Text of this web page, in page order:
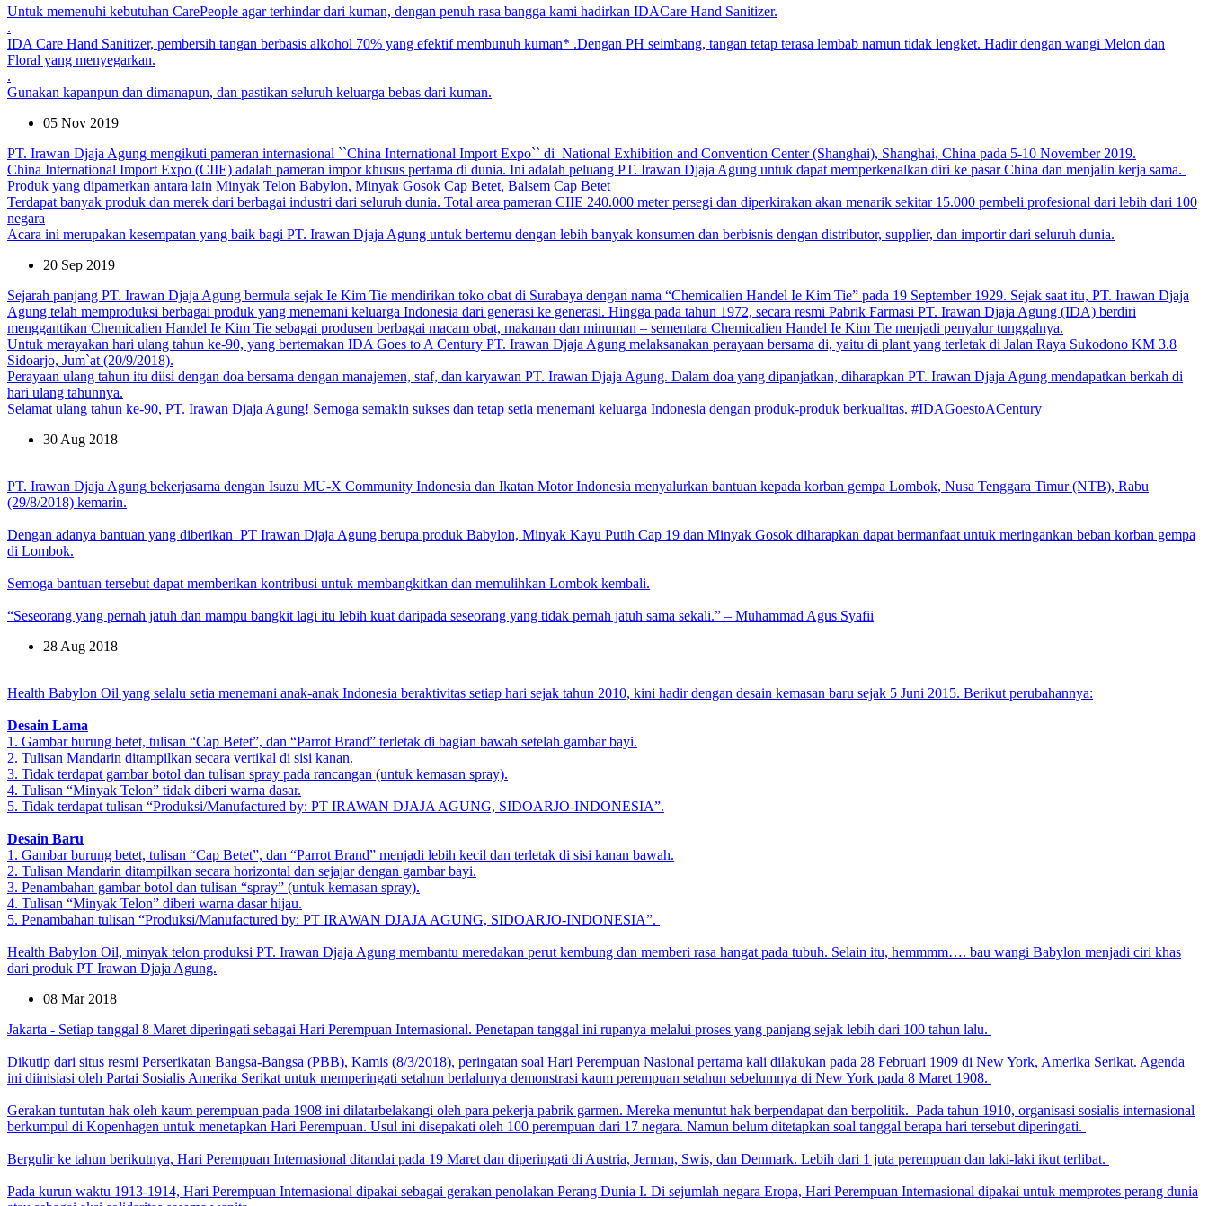
Untuk memenuhi kebutuhan CarePeople agar terhindar dari kuman, dengan penuh rasa bangga kami hadirkan IDACare Hand Sanitizer.
.
IDA Care Hand Sanitizer, pembersih tangan berbasis alkohol 70% yang efektif membunuh kuman* .Dengan PH seimbang, tangan tetap terasa lembab namun tidak lengket. Hadir dengan wangi Melon dan
Floral yang menyegarkan.
.
Gunakan kapanpun dan dimanapun, dan pastikan seluruh keluarga bebas dari kuman.
05 Nov 2019
PT. Irawan Djaja Agung mengikuti pameran internasional ``China International Import Expo`` di National Exhibition and Convention Center (Shanghai), Shanghai, China pada 5-10 November 2019.
China International Import Expo (CIIE) adalah pameran impor khusus pertama di dunia. Ini adalah peluang PT. Irawan Djaja Agung untuk dapat memperkenalkan diri ke pasar China dan menjalin kerja sama.
Produk yang dipamerkan antara lain Minyak Telon Babylon, Minyak Gosok Cap Betet, Balsem Cap Betet
Terdapat banyak produk dan merek dari berbagai industri dari seluruh dunia. Total area pameran CIIE 240.000 meter persegi dan diperkirakan akan menarik sekitar 15.000 pembeli profesional dari lebih dari 100
negara
Acara ini merupakan kesempatan yang baik bagi PT. Irawan Djaja Agung untuk bertemu dengan lebih banyak konsumen dan berbisnis dengan distributor, supplier, dan importir dari seluruh dunia.
20 Sep 2019
Sejarah panjang PT. Irawan Djaja Agung bermula sejak Ie Kim Tie mendirikan toko obat di Surabaya dengan nama “Chemicalien Handel Ie Kim Tie” pada 19 September 1929. Sejak saat itu, PT. Irawan Djaja
Agung telah memproduksi berbagai produk yang menemani keluarga Indonesia dari generasi ke generasi. Hingga pada tahun 1972, secara resmi Pabrik Farmasi PT. Irawan Djaja Agung (IDA) berdiri
menggantikan Chemicalien Handel Ie Kim Tie sebagai produsen berbagai macam obat, makanan dan minuman – sementara Chemicalien Handel Ie Kim Tie menjadi penyalur tunggalnya.
Untuk merayakan hari ulang tahun ke-90, yang bertemakan IDA Goes to A Century PT. Irawan Djaja Agung melaksanakan perayaan bersama di, yaitu di plant yang terletak di Jalan Raya Sukodono KM 3.8
Sidoarjo, Jum`at (20/9/2018).
Perayaan ulang tahun itu diisi dengan doa bersama dengan manajemen, staf, dan karyawan PT. Irawan Djaja Agung. Dalam doa yang dipanjatkan, diharapkan PT. Irawan Djaja Agung mendapatkan berkah di
hari ulang tahunnya.
Selamat ulang tahun ke-90, PT. Irawan Djaja Agung! Semoga semakin sukses dan tetap setia menemani keluarga Indonesia dengan produk-produk berkualitas. #IDAGoestoACentury
30 Aug 2018
PT. Irawan Djaja Agung bekerjasama dengan Isuzu MU-X Community Indonesia dan Ikatan Motor Indonesia menyalurkan bantuan kepada korban gempa Lombok, Nusa Tenggara Timur (NTB), Rabu
(29/8/2018) kemarin.
Dengan adanya bantuan yang diberikan PT Irawan Djaja Agung berupa produk Babylon, Minyak Kayu Putih Cap 19 dan Minyak Gosok diharapkan dapat bermanfaat untuk meringankan beban korban gempa
di Lombok.
Semoga bantuan tersebut dapat memberikan kontribusi untuk membangkitkan dan memulihkan Lombok kembali.
“Seseorang yang pernah jatuh dan mampu bangkit lagi itu lebih kuat daripada seseorang yang tidak pernah jatuh sama sekali.” – Muhammad Agus Syafii
28 Aug 2018
Health Babylon Oil yang selalu setia menemani anak-anak Indonesia beraktivitas setiap hari sejak tahun 2010, kini hadir dengan desain kemasan baru sejak 5 Juni 2015. Berikut perubahannya:
Desain Lama
1. Gambar burung betet, tulisan “Cap Betet”, dan “Parrot Brand” terletak di bagian bawah setelah gambar bayi.
2. Tulisan Mandarin ditampilkan secara vertikal di sisi kanan.
3. Tidak terdapat gambar botol dan tulisan spray pada rancangan (untuk kemasan spray).
4. Tulisan “Minyak Telon” tidak diberi warna dasar.
5. Tidak terdapat tulisan “Produksi/Manufactured by: PT IRAWAN DJAJA AGUNG, SIDOARJO-INDONESIA”.
Desain Baru
1. Gambar burung betet, tulisan “Cap Betet”, dan “Parrot Brand” menjadi lebih kecil dan terletak di sisi kanan bawah.
2. Tulisan Mandarin ditampilkan secara horizontal dan sejajar dengan gambar bayi.
3. Penambahan gambar botol dan tulisan “spray” (untuk kemasan spray).
4. Tulisan “Minyak Telon” diberi warna dasar hijau.
5. Penambahan tulisan “Produksi/Manufactured by: PT IRAWAN DJAJA AGUNG, SIDOARJO-INDONESIA”.
Health Babylon Oil, minyak telon produksi PT. Irawan Djaja Agung membantu meredakan perut kembung dan memberi rasa hangat pada tubuh. Selain itu, hemmmm…. bau wangi Babylon menjadi ciri khas
dari produk PT Irawan Djaja Agung.
08 Mar 2018
Jakarta - Setiap tanggal 8 Maret diperingati sebagai Hari Perempuan Internasional. Penetapan tanggal ini rupanya melalui proses yang panjang sejak lebih dari 100 tahun lalu.
Dikutip dari situs resmi Perserikatan Bangsa-Bangsa (PBB), Kamis (8/3/2018), peringatan soal Hari Perempuan Nasional pertama kali dilakukan pada 28 Februari 1909 di New York, Amerika Serikat. Agenda
ini diinisiasi oleh Partai Sosialis Amerika Serikat untuk memperingati setahun berlalunya demonstrasi kaum perempuan setahun sebelumnya di New York pada 8 Maret 1908.
Gerakan tuntutan hak oleh kaum perempuan pada 1908 ini dilatarbelakangi oleh para pekerja pabrik garmen. Mereka menuntut hak berpendapat dan berpolitik. Pada tahun 1910, organisasi sosialis internasional
berkumpul di Kopenhagen untuk menetapkan Hari Perempuan. Usul ini disepakati oleh 100 perempuan dari 17 negara. Namun belum ditetapkan soal tanggal berapa hari tersebut diperingati.
Bergulir ke tahun berikutnya, Hari Perempuan Internasional ditandai pada 19 Maret dan diperingati di Austria, Jerman, Swis, dan Denmark. Lebih dari 1 juta perempuan dan laki-laki ikut terlibat.
Pada kurun waktu 1913-1914, Hari Perempuan Internasional dipakai sebagai gerakan penolakan Perang Dunia I. Di sejumlah negara Eropa, Hari Perempuan Internasional dipakai untuk memprotes perang dunia